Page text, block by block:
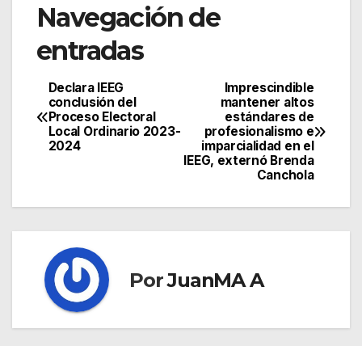
Navegación de
entradas
Imprescindible
mantener altos
estándares de
profesionalismo e
imparcialidad en el
IEEG, externó Brenda
Canchola
Declara IEEG
conclusión del
Proceso Electoral
Local Ordinario 2023-
2024
PorJuanMA A